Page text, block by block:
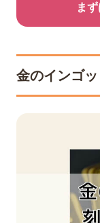
ま
金のインゴ